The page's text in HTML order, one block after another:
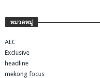
หมวดหมู่
AEC
Exclusive
headline
mekong focus